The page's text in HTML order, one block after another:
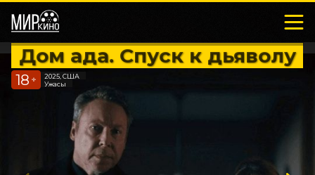
Дом ада. Спуск к дьяволу
18 +
2025, США
Ужасы